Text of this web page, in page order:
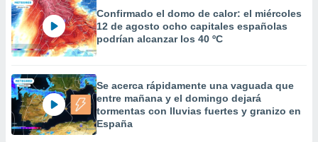
Confirmado el domo de calor: el miércoles
12 de agosto ocho capitales españolas
podrían alcanzar los 40 ºC
Se acerca rápidamente una vaguada que
entre mañana y el domingo dejará
tormentas con lluvias fuertes y granizo en
España